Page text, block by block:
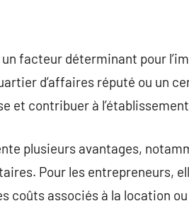
facteur déterminant pour
d’affaires réputé ou un
et contribuer à
plusieurs avantages,
Pour les entrepreneurs,
coûts associés à la location ou